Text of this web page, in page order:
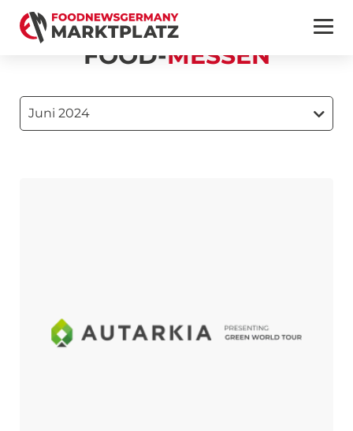
FOOD-MESSEN
Juni 2024